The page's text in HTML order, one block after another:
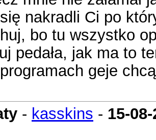
nakradli Ci po
bo tu wszystko
pedała, jak ma to
geje
- kasskins - 15-